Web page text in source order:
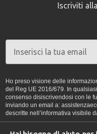
Iscriviti
Ho preso visione delle
del Reg UE 2016/679. In
consenso disiscrivendosi con le
inviando un email a:
descritte nell’informativa visibile